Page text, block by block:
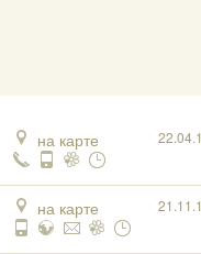
на карте
на карте